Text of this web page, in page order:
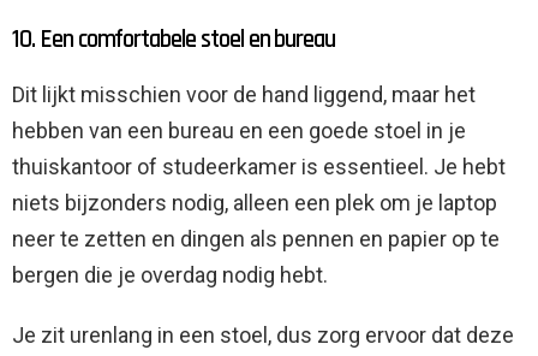
10. Een comfortabele stoel en bureau
Dit lijkt misschien voor de hand liggend, maar het
hebben van een bureau en een goede stoel in je
thuiskantoor of studeerkamer is essentieel. Je hebt
niets bijzonders nodig, alleen een plek om je laptop
neer te zetten en dingen als pennen en papier op te
bergen die je overdag nodig hebt.
Je zit urenlang in een stoel, dus zorg ervoor dat deze